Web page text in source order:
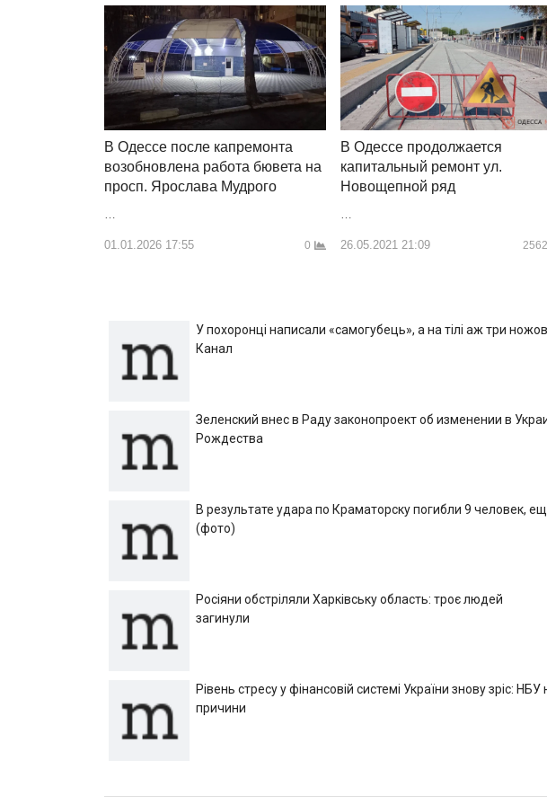
В Одессе после капремонта
возобновлена ​​работа бювета на
просп. Ярослава Мудрого
…
01.01.2026 17:55 0
В Одессе продолжается
капитальный ремонт ул.
Новощепной ряд
…
26.05.2021 21:09 2562
У похоронці написали «самогубець», а на тілі аж три
Канал
Зеленский внес в Раду законопроект об изменении в
Рождества
В результате удара по Краматорску погибли 9 человек,
(фото)
Росіяни обстріляли Харківську область: троє людей
загинули
Рівень стресу у фінансовій системі України знову зріс: НБУ
причини